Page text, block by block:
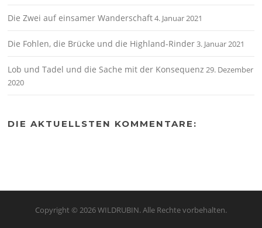
Die Zwei auf einsamer Wanderschaft4. Januar 2021
Die Fohlen, die Brücke und die Highland-Rinder3. Januar 2021
Lob und Tadel und die Sache mit der Konsequenz 29. Dezember
2020
DIE AKTUELLSTEN KOMMENTARE:
Copyright © 2026 WILDRUBIN. Alle Rechte vorbehalten.